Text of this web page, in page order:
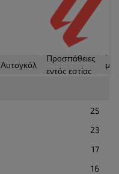
Αυτογκόλ
Προσπάθειες
εντός εστίας
με
25
23
17
16